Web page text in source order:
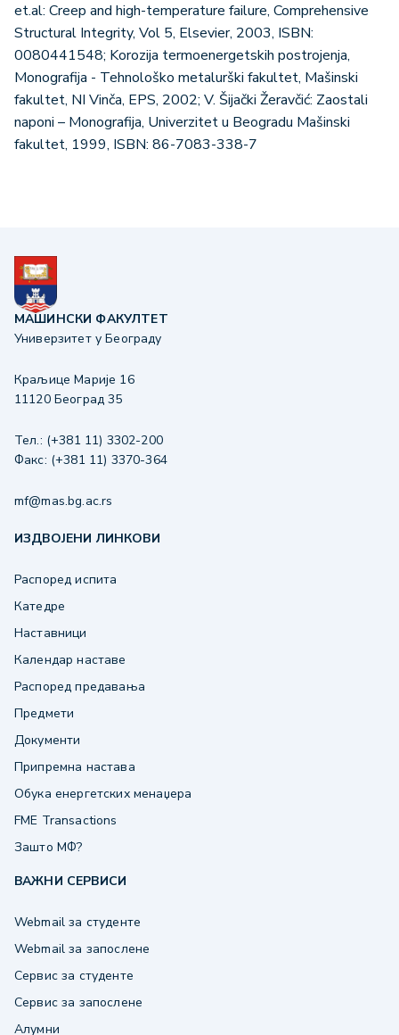
et.al: Creep and high-temperature failure, Comprehensive
Structural Integrity, Vol 5, Elsevier, 2003, ISBN:
0080441548; Korozija termoenergetskih postrojenja,
Monografija - Tehnološko metalurški fakultet, Mašinski
fakultet, NI Vinča, EPS, 2002; V. Šijački Žeravčić: Zaostali
naponi – Monografija, Univerzitet u Beogradu Mašinski
fakultet, 1999, ISBN: 86-7083-338-7
МАШИНСКИ ФАКУЛТЕТ
Универзитет у Београду
Краљице Марије 16
11120 Београд 35
Тел.: (+381 11) 3302-200
Факс: (+381 11) 3370-364
mf@mas.bg.ac.rs
ИЗДВОЈЕНИ ЛИНКОВИ
Распоред испита
Катедре
Наставници
Календар наставе
Распоред предавања
Предмети
Документи
Припремна настава
Обука енергетских менаџера
FME Transactions
Зашто МФ?
ВАЖНИ СЕРВИСИ
Webmail за студенте
Webmail за запослене
Сервис за студенте
Сервис за запослене
Алумни